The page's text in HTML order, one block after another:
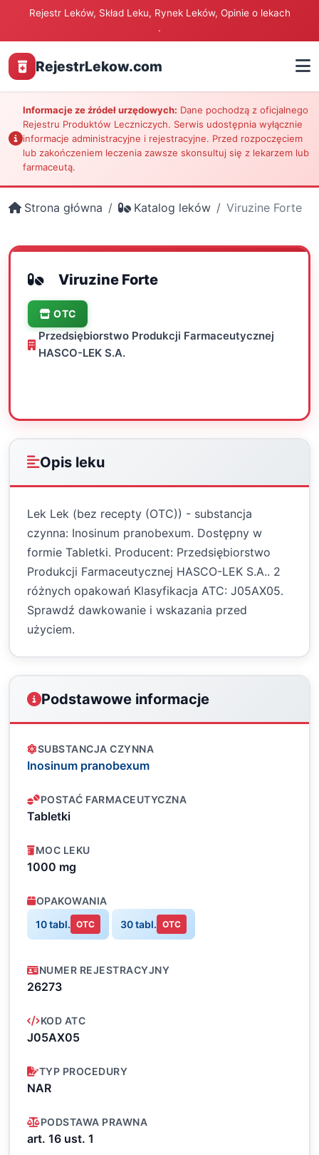
Rejestr Leków, Skład Leku, Rynek Leków, Opinie o lekach
.
RejestrLekow.com
Informacje ze źródeł urzędowych: Dane pochodzą z oficjalnego
Rejestru Produktów Leczniczych. Serwis udostępnia wyłącznie
informacje administracyjne i rejestracyjne. Przed rozpoczęciem
lub zakończeniem leczenia zawsze skonsultuj się z lekarzem lub
farmaceutą.
Strona główna Katalog leków Viruzine Forte
Viruzine Forte
OTC
Przedsiębiorstwo Produkcji Farmaceutycznej
HASCO-LEK S.A.
Opis leku
Lek Lek (bez recepty (OTC)) - substancja
czynna: Inosinum pranobexum. Dostępny w
formie Tabletki. Producent: Przedsiębiorstwo
Produkcji Farmaceutycznej HASCO-LEK S.A.. 2
różnych opakowań Klasyfikacja ATC: J05AX05.
Sprawdź dawkowanie i wskazania przed
użyciem.
Podstawowe informacje
SUBSTANCJA CZYNNA
Inosinum pranobexum
POSTAĆ FARMACEUTYCZNA
Tabletki
MOC LEKU
1000 mg
OPAKOWANIA
10 tabl. OTC 30 tabl. OTC
NUMER REJESTRACYJNY
26273
KOD ATC
J05AX05
TYP PROCEDURY
NAR
PODSTAWA PRAWNA
art. 16 ust. 1